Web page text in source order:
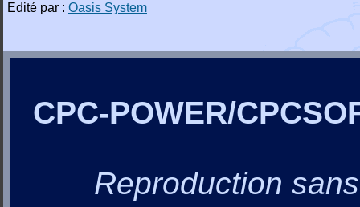
Edité par : Oasis System
CPC-POWER/
Reproduction